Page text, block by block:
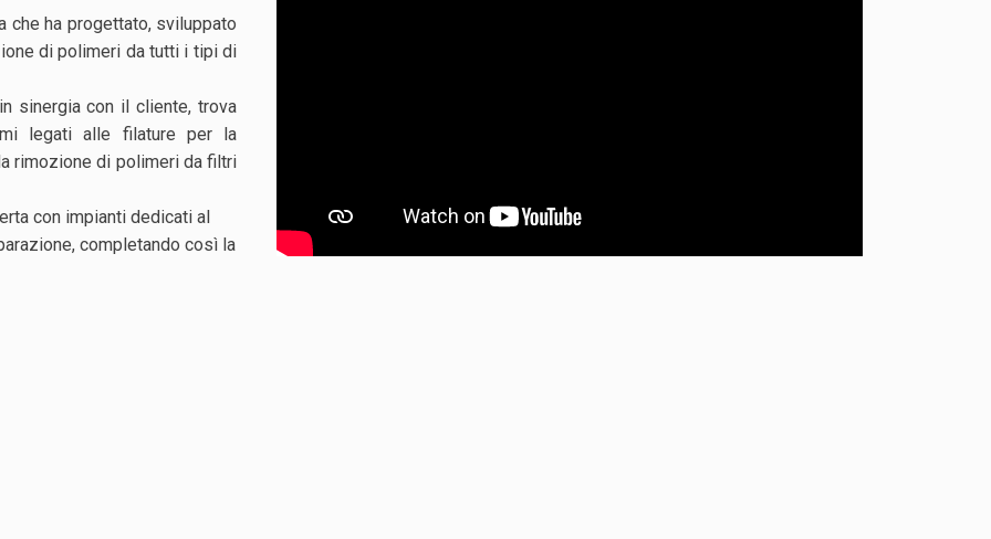
che ha progettato, sviluppato
di polimeri da tutti i tipi di
sinergia con il cliente, trova
legati alle filature per la
rimozione di polimeri da filtri
con impianti dedicati al
completando così la